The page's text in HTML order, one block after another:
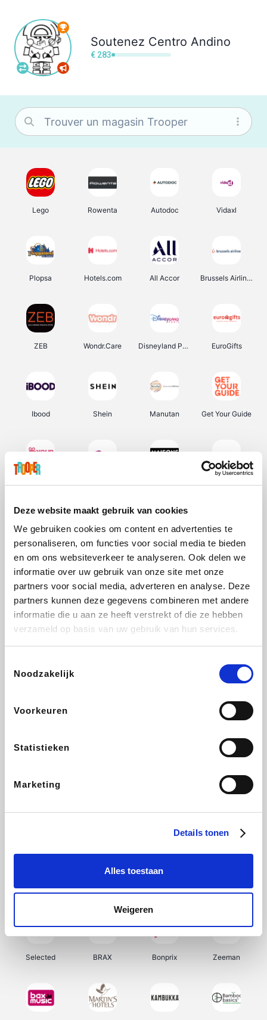
Deze website maakt gebruik van cookies
We gebruiken cookies om content en advertenties te
personaliseren, om functies voor social media te bieden
en om ons websiteverkeer te analyseren. Ook delen we
informatie over uw gebruik van onze site met onze
partners voor social media, adverteren en analyse. Deze
partners kunnen deze gegevens combineren met andere
informatie die u aan ze heeft verstrekt of die ze hebben
verzameld op basis van uw gebruik van hun services.
Noodzakelijk
Voorkeuren
Statistieken
Marketing
Details tonen
Alles toestaan
Weigeren
Soutenez Centro Andino
€ 283
Lego Rowenta Autodoc Vidaxl
Plopsa Hotels.com All Accor Brussels Airlines
ZEB Wondr.Care Disneyland Paris EuroGifts
Ibood Shein Manutan Get Your Guide
Weekendesk Sarenza Schiesser Interhome
Lufthansa
CheapTickets.be DeubaXXL
Samsung My Jewellery Delonghi Tennis Point
Selected BRAX Bonprix Zeeman